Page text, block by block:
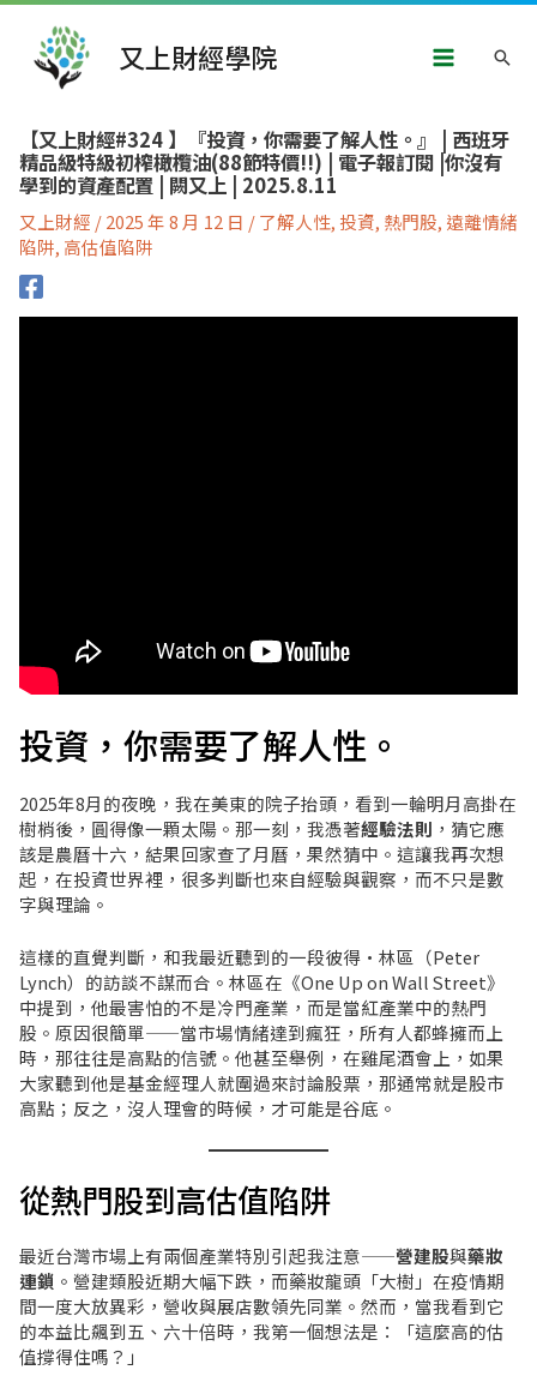
跳
又上財經學院
Menu搜
【又上財經#324 】『投資，你需要了解人性。』 | 西班牙
精品級特級初榨橄欖油(88節特價!!) | 電子報訂閱 |你沒有
學到的資產配置 | 闕又上 | 2025.8.11
又上財經 /2025 年 8 月 12 日 /了解人性, 投資, 熱門股, 遠離情緒
陷阱, 高估值陷阱
投資，你需要了解人性。
2025年8月的夜晚，我在美東的院子抬頭，看到一輪明月高掛在
樹梢後，圓得像一顆太陽。那一刻，我憑著經驗法則 ，猜它應
該是農曆十六，結果回家查了月曆，果然猜中。這讓我再次想
起，在投資世界裡，很多判斷也來自經驗與觀察，而不只是數
字與理論。
這樣的直覺判斷，和我最近聽到的一段彼得·林區（Peter
Lynch）的訪談不謀而合。林區在《One Up on Wall Street》
中提到，他最害怕的不是冷門產業，而是當紅產業中的熱門
股。原因很簡單——當市場情緒達到瘋狂，所有人都蜂擁而上
時，那往往是高點的信號。他甚至舉例，在雞尾酒會上，如果
大家聽到他是基金經理人就圍過來討論股票，那通常就是股市
高點；反之，沒人理會的時候，才可能是谷底。
從熱門股到高估值陷阱
最近台灣市場上有兩個產業特別引起我注意——營建股與藥妝
連鎖 。營建類股近期大幅下跌，而藥妝龍頭「大樹」在疫情期
間一度大放異彩，營收與展店數領先同業。然而，當我看到它
的本益比飆到五、六十倍時，我第一個想法是：「這麼高的估
值撐得住嗎？」
章
導
覽